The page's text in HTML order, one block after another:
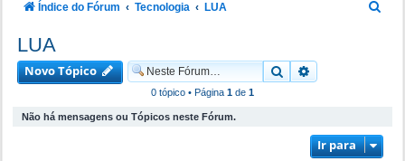
Índice do Fórum Tecnologia LUA
s
LUA
Novo Tópico Pesquisar
0 tópico • Página 1 de 1
Não há mensagens ou Tópicos neste Fórum.
Ir para